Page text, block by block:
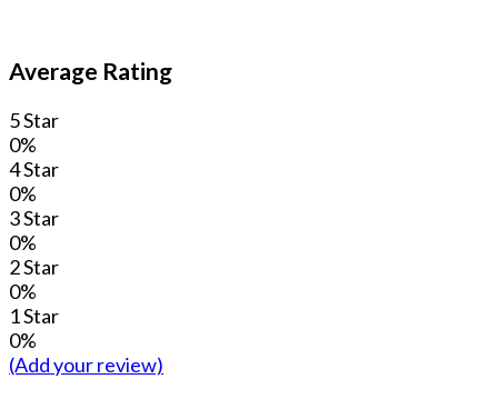
Average Rating
5 Star
0%
4 Star
0%
3 Star
0%
2 Star
0%
1 Star
0%
(Add your review)